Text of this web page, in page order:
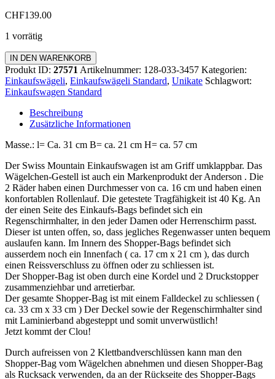
CHF139.00
1 vorrätig
Einkaufswagen
Standard
Menge
IN DEN WARENKORB
Produkt ID: 27571 Artikelnummer: 128-033-3457 Kategorien:
Einkaufswägeli, Einkaufswägeli Standard, Unikate Schlagwort:
Einkaufswagen Standard
Beschreibung
Zusätzliche Informationen
Masse.: l= Ca. 31 cm B= ca. 21 cm H= ca. 57 cm
Der Swiss Mountain Einkaufswagen ist am Griff umklappbar. Das
Wägelchen-Gestell ist auch ein Markenprodukt der Anderson . Die
2 Räder haben einen Durchmesser von ca. 16 cm und haben einen
konfortablen Rollenlauf. Die getestete Tragfähigkeit ist 40 Kg. An
der einen Seite des Einkaufs-Bags befindet sich ein
Regenschirmhalter, in den jeder Damen oder Herrenschirm passt.
Dieser ist unten offen, so, dass jegliches Regenwasser unten bequem
auslaufen kann. Im Innern des Shopper-Bags befindet sich
ausserdem noch ein Innenfach ( ca. 17 cm x 21 cm ), das durch
einen Reissverschluss zu öffnen oder zu schliessen ist.
Der Shopper-Bag ist oben durch eine Kordel und 2 Druckstopper
zusammenziehbar und arretierbar.
Der gesamte Shopper-Bag ist mit einem Falldeckel zu schliessen (
ca. 33 cm x 33 cm ) Der Deckel sowie der Regenschirmhalter sind
mit Laminierband abgesteppt und somit unverwüstlich!
Jetzt kommt der Clou!
Durch aufreissen von 2 Klettbandverschlüssen kann man den
Shopper-Bag vom Wägelchen abnehmen und diesen Shopper-Bag
als Rucksack verwenden, da an der Rückseite des Shopper-Bags